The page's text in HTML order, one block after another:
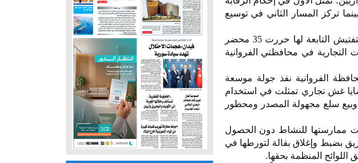
تركز المسار الثاني في توسيع
وأعلنت الوزارة في بيان لوكالة الأنباء الكويتية (كونا)، أمس الاثنين، أن فرق التفتيش التابعة لها حررت 35 محضر
في محافظتي الفروانية
الفروانية نفذ جولة موسعة
قضايا غش تجاري تمثلت في استخدام
سلع مجهولة المصدر ومحظور
ممارستها للنشاط دون الحصول
بضبط وإغلاق بقالة لتورطها في
اللوائح المنظمة بحقها.